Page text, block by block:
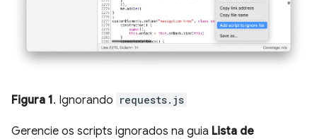
Figura 1. Ignorando requests.js
Gerencie os scripts ignorados na guia Lista de